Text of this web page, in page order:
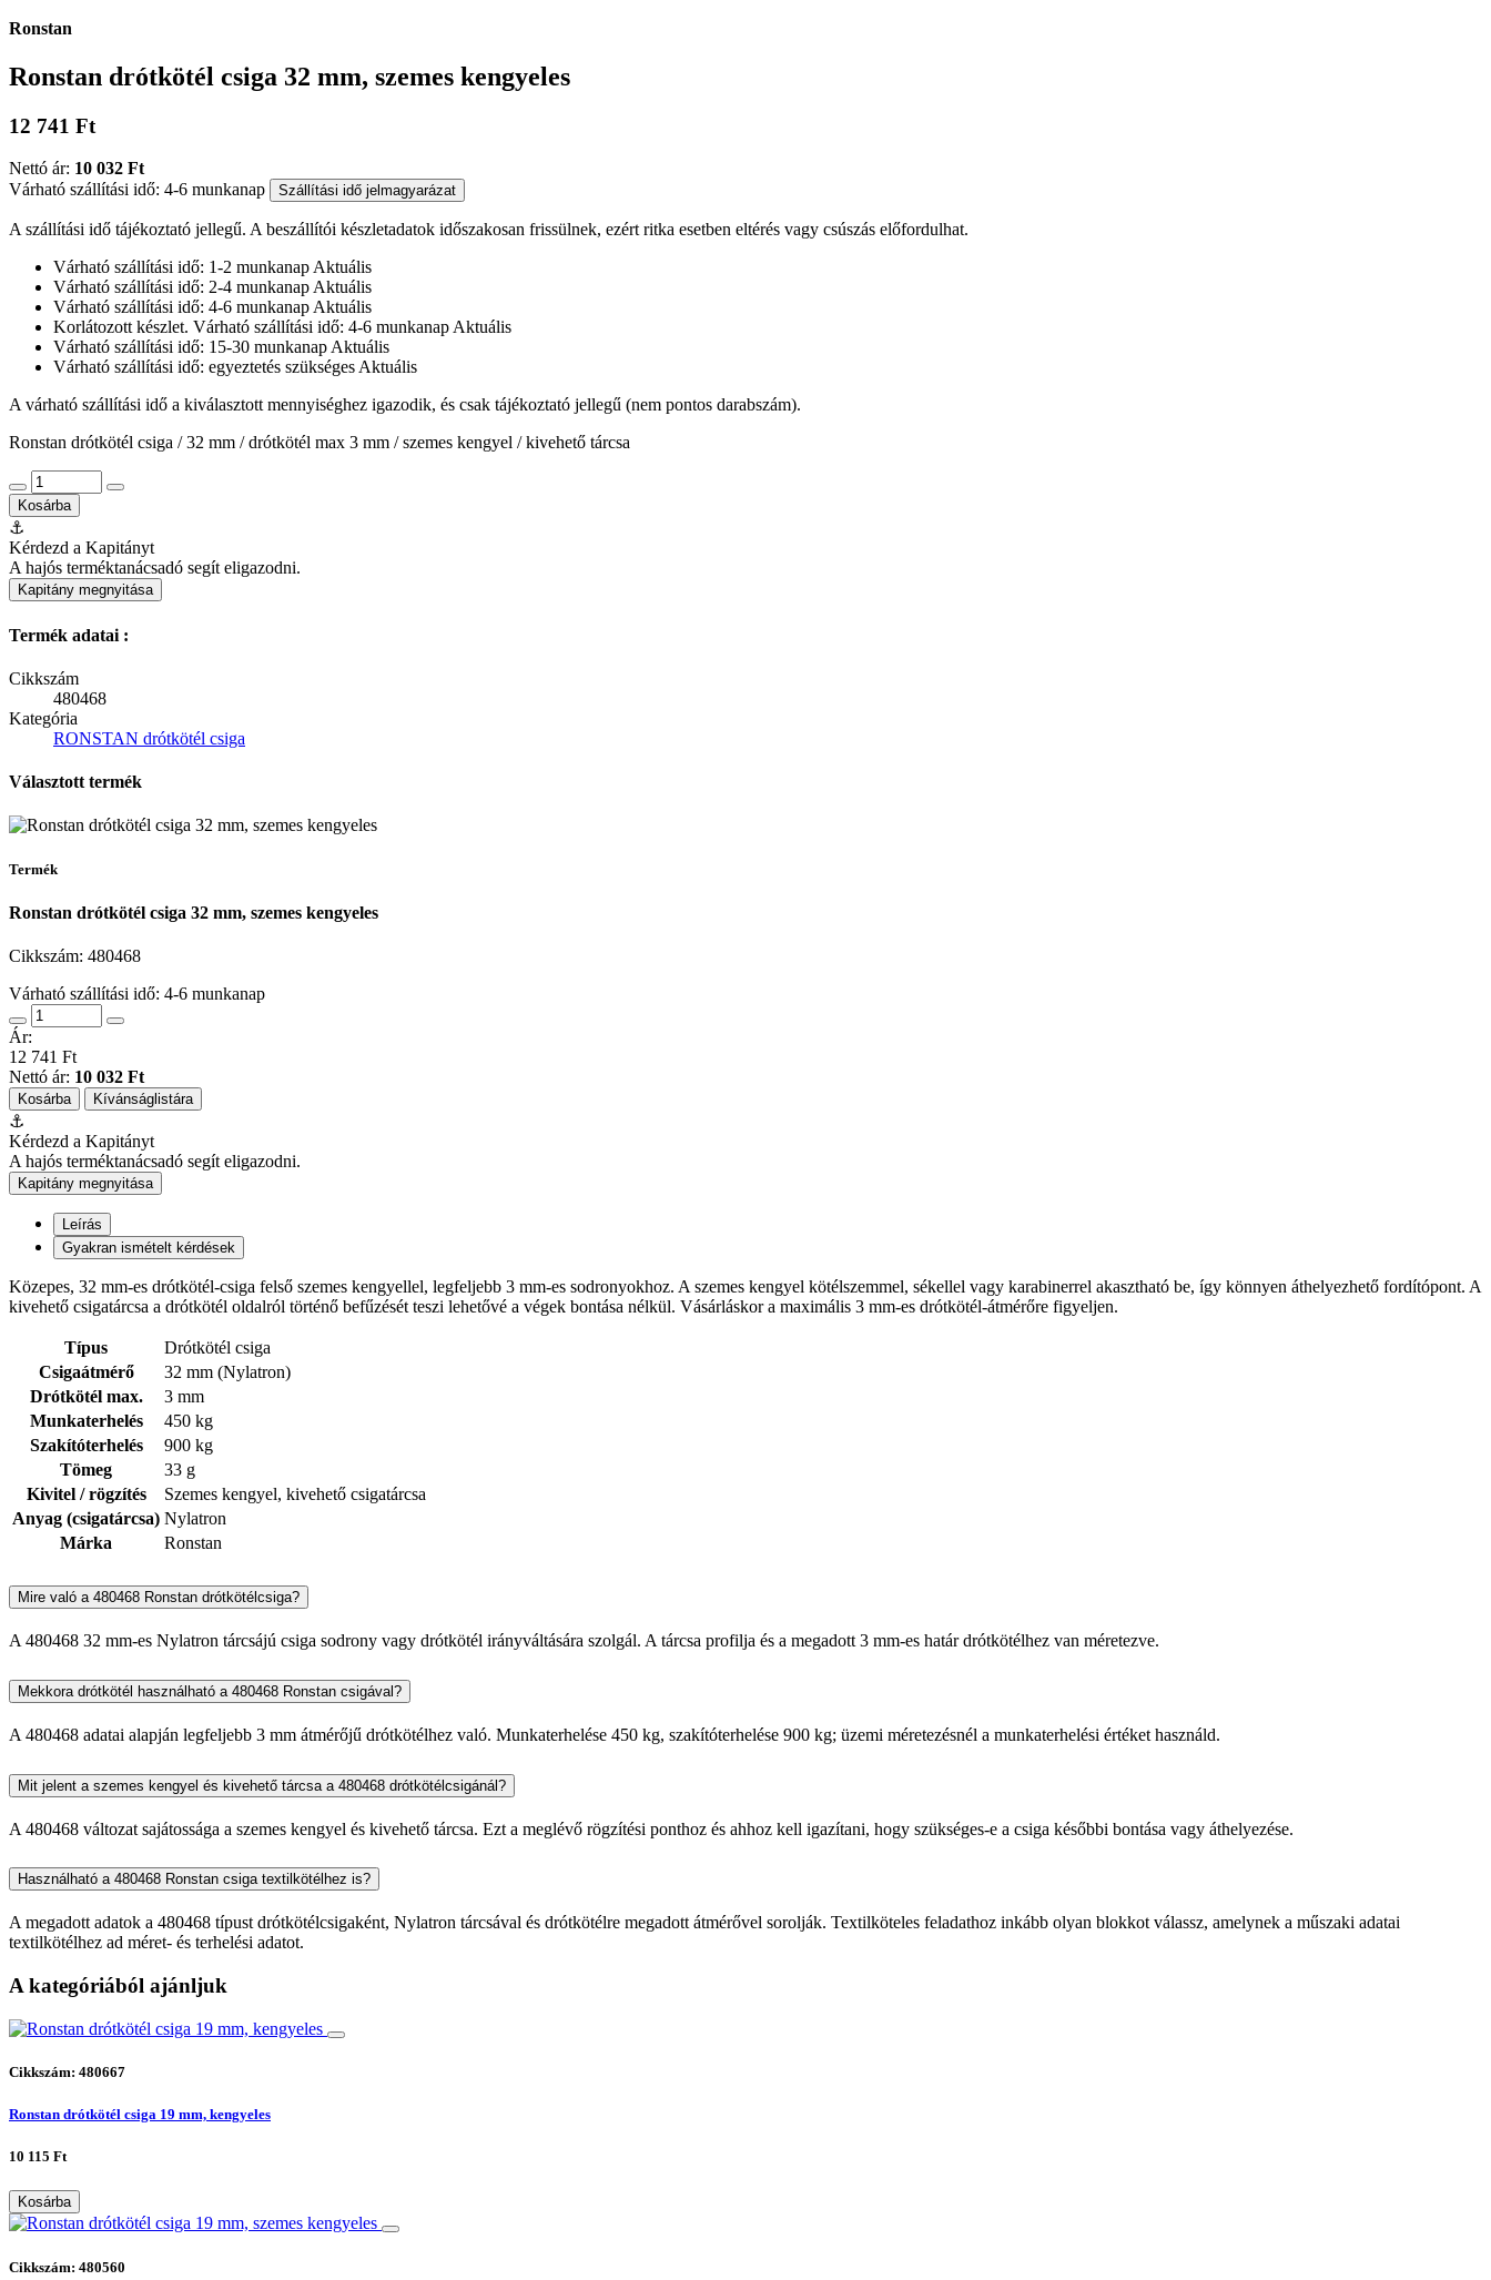
Ronstan
Ronstan drótkötél csiga 32 mm, szemes kengyeles
12 741 Ft
Nettó ár: 10 032 Ft
Várható szállítási idő: 4-6 munkanap
Szállítási idő jelmagyarázat
A szállítási idő tájékoztató jellegű. A beszállítói készletadatok időszakosan frissülnek, ezért ritka esetben eltérés vagy csúszás előfordulhat.
Várható szállítási idő: 1-2 munkanapAktuális
Várható szállítási idő: 2-4 munkanapAktuális
Várható szállítási idő: 4-6 munkanapAktuális
Korlátozott készlet. Várható szállítási idő: 4-6 munkanapAktuális
Várható szállítási idő: 15-30 munkanapAktuális
Várható szállítási idő: egyeztetés szükségesAktuális
A várható szállítási idő a kiválasztott mennyiséghez igazodik, és csak tájékoztató jellegű (nem pontos darabszám).
Ronstan drótkötél csiga / 32 mm / drótkötél max 3 mm / szemes kengyel / kivehető tárcsa
Kosárba
⚓
Kérdezd a Kapitányt
A hajós terméktanácsadó segít eligazodni.
Kapitány megnyitása
Termék adatai :
Cikkszám
480468
Kategória
RONSTAN drótkötél csiga
Választott termék
Termék
Ronstan drótkötél csiga 32 mm, szemes kengyeles
Cikkszám: 480468
Várható szállítási idő: 4-6 munkanap
Ár:
12 741 Ft
Nettó ár: 10 032 Ft
Kosárba Kívánságlistára
⚓
Kérdezd a Kapitányt
A hajós terméktanácsadó segít eligazodni.
Kapitány megnyitása
Leírás
Gyakran ismételt kérdések
Közepes, 32 mm-es drótkötél-csiga felső szemes kengyellel, legfeljebb 3 mm-es sodronyokhoz. A szemes kengyel kötélszemmel, sékellel vagy karabinerrel akasztható be, így könnyen áthelyezhető fordítópont. A
kivehető csigatárcsa a drótkötél oldalról történő befűzését teszi lehetővé a végek bontása nélkül. Vásárláskor a maximális 3 mm-es drótkötél-átmérőre figyeljen.
Típus
Drótkötél csiga
Csigaátmérő
32 mm (Nylatron)
Drótkötél max.
3 mm
Munkaterhelés
450 kg
Szakítóterhelés
900 kg
Tömeg
33 g
Kivitel / rögzítés
Szemes kengyel, kivehető csigatárcsa
Anyag (csigatárcsa) Nylatron
Márka
Ronstan
Mire való a 480468 Ronstan drótkötélcsiga?
A 480468 32 mm-es Nylatron tárcsájú csiga sodrony vagy drótkötél irányváltására szolgál. A tárcsa profilja és a megadott 3 mm-es határ drótkötélhez van méretezve.
Mekkora drótkötél használható a 480468 Ronstan csigával?
A 480468 adatai alapján legfeljebb 3 mm átmérőjű drótkötélhez való. Munkaterhelése 450 kg, szakítóterhelése 900 kg; üzemi méretezésnél a munkaterhelési értéket használd.
Mit jelent a szemes kengyel és kivehető tárcsa a 480468 drótkötélcsigánál?
A 480468 változat sajátossága a szemes kengyel és kivehető tárcsa. Ezt a meglévő rögzítési ponthoz és ahhoz kell igazítani, hogy szükséges-e a csiga későbbi bontása vagy áthelyezése.
Használható a 480468 Ronstan csiga textilkötélhez is?
A megadott adatok a 480468 típust drótkötélcsigaként, Nylatron tárcsával és drótkötélre megadott átmérővel sorolják. Textilköteles feladathoz inkább olyan blokkot válassz, amelynek a műszaki adatai
textilkötélhez ad méret- és terhelési adatot.
A kategóriából ajánljuk
Cikkszám: 480667
Ronstan drótkötél csiga 19 mm, kengyeles
10 115 Ft
Kosárba
Cikkszám: 480560